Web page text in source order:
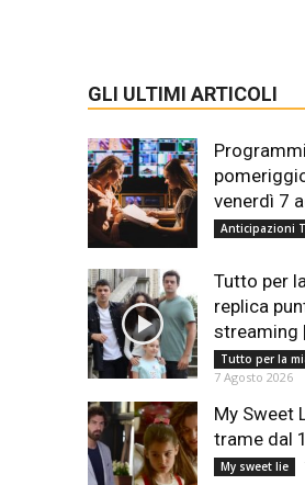
GLI ULTIMI ARTICOLI
venerdì 7
Anticipazioni
Tutto per
replica
streaming
Tutto per la
7 Agosto 2026
My Sweet
trame dal
My sweet lie